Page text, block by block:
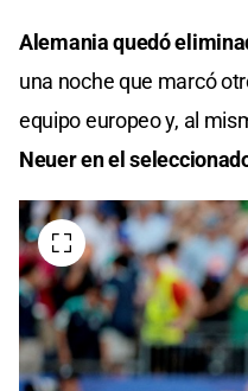
Alemania quedó
una noche que marcó
equipo europeo y, al
Neuer en el